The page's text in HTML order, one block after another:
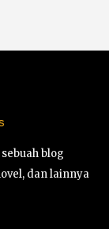
blog
dan lainnya